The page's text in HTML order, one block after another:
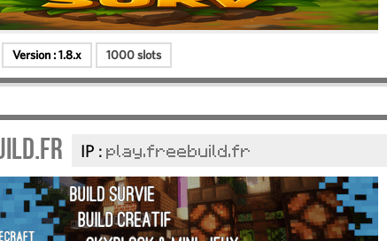
Version :1.8.x 1000 slots
IP : play.freebuild.fr